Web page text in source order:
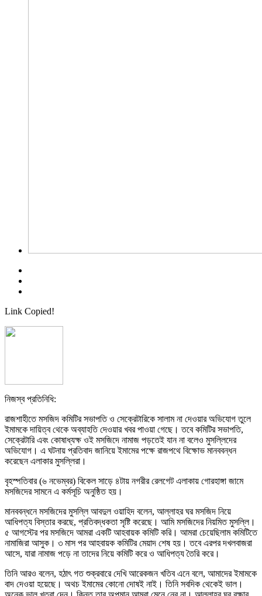
Link Copied!
নিজস্ব প্রতিনিধি:
রাজশাহীতে মসজিদ কমিটির সভাপতি ও সেক্রেটারিকে সালাম না দেওয়ার অভিযোগ তুলে
ইমামকে দায়িত্ব থেকে অব্যাহতি দেওয়ার খবর পাওয়া গেছে। তবে কমিটির সভাপতি,
সেক্রেটারি এবং কোষাধ্যক্ষ ওই মসজিদে নামাজ পড়তেই যান না বলেও মুসল্লিদের
অভিযোগ। এ ঘটনায় প্রতিবাদ জানিয়ে ইমামের পক্ষে রাজপথে বিক্ষোভ মানববন্ধন
করেছেন এলাকার মুসল্লিরা।
বৃহস্পতিবার (৬ নভেম্বর) বিকেল সাড়ে ৪টায় নগরীর রেলগেট এলাকায় গোরহাঙ্গা জামে
মসজিদের সামনে এ কর্মসূচি অনুষ্ঠিত হয়।
মানববন্ধনে মসজিদের মুসল্লি আবদুল ওয়াহিদ বলেন, আল্লাহর ঘর মসজিদ নিয়ে
আধিপত্য বিস্তার করছে, প্রতিবদ্ধকতা সৃষ্টি করেছে। আমি মসজিদের নিয়মিত মুসল্লি।
৫ আগস্টের পর মসজিদে আমরা একটি আহবায়ক কমিটি করি। আমরা চেয়েছিলাম কমিটিতে
নামাজিরা আসুক। ৩ মাস পর আহবায়ক কমিটির মেয়াদ শেষ হয়। তবে এরপর দখলবাজরা
আসে, যারা নামাজ পড়ে না তাদের নিয়ে কমিটি করে ও আধিপত্য তৈরি করে।
তিনি আরও বলেন, হঠাৎ গত শুক্রবারে দেখি আরেকজন খতিব এনে বলে, আমাদের ইমামকে
বাদ দেওয়া হয়েছে। অথচ ইমামের কোনো দোষই নাই। তিনি সবদিক থেকেই ভাল।